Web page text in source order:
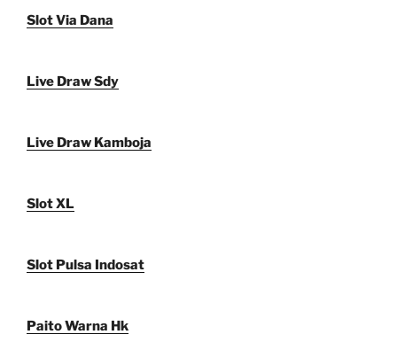
Slot Via Dana
Live Draw Sdy
Live Draw Kamboja
Slot XL
Slot Pulsa Indosat
Paito Warna Hk